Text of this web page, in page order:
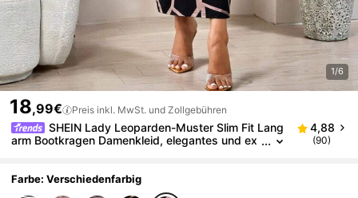
1/6
18,99€ Preis inkl. MwSt. und Zollgebühren
SHEIN Lady Leoparden-Muster Slim Fit Lang
arm Bootkragen Damenkleid, elegantes und ex
4,88
(90)
Farbe: Verschiedenfarbig